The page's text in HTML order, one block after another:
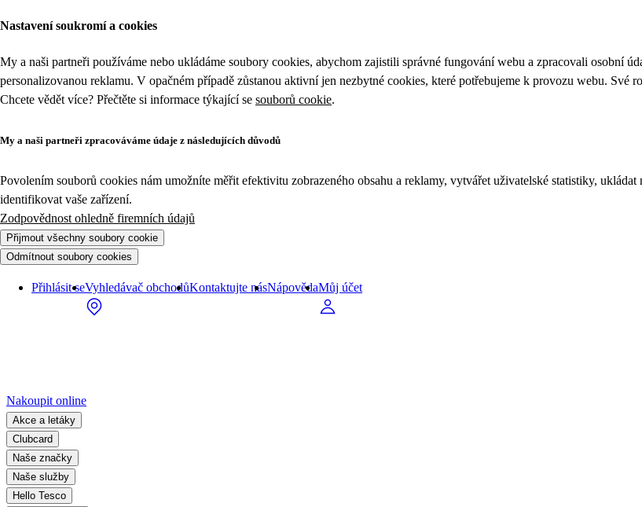
Nastavení soukromí a cookies
My a naši partneři používáme nebo ukládáme soubory cookies, abychom zajistili správné fungování webu a zpracovali osobní
personalizovanou reklamu. V opačném případě zůstanou aktivní jen nezbytné cookies, které potřebujeme k provozu webu. Své
Chcete vědět více? Přečtěte si informace týkající se souborů cookie.
My a naši partneři zpracováváme údaje z následujících důvodů
Povolením souborů cookies nám umožníte měřit efektivitu zobrazeného obsahu a reklamy, vytvářet uživatelské statistiky,
identifikovat vaše zařízení.
Zodpovědnost ohledně firemních údajů
Přijmout všechny soubory cookie
Odmítnout soubory cookies
Přihlásit seVyhledávač obchodůKontaktujte násNápovědaMůj účet
Nakoupit online
Akce a letáky
Clubcard
Naše značky
Naše služby
Hello Tesco